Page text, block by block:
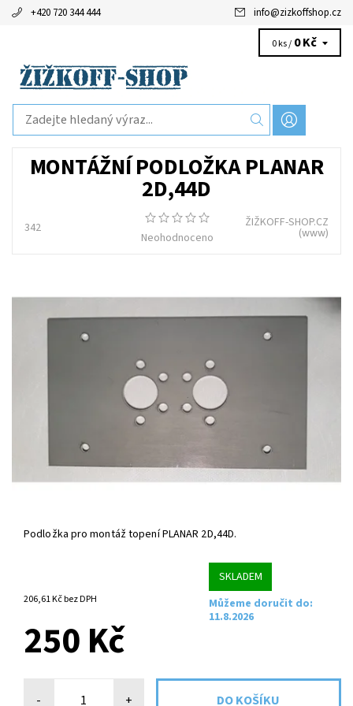
+420 720 344 444 info@zizkoffshop.cz
0 ks / 0 Kč
MONTÁŽNÍ PODLOŽKA PLANAR
2D,44D
342
Neohodnoceno
ŽIŽKOFF-SHOP.CZ
(www)
Podložka pro montáž topení PLANAR 2D,44D.
206,61 Kč bez DPH
SKLADEM
Můžeme doručit do:
11.8.2026
250 Kč
- +